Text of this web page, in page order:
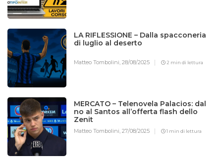
LA RIFLESSIONE – Dalla spacconeria
di luglio al deserto
Matteo Tombolini,28/08/2025 2 min di lettura
MERCATO – Telenovela Palacios: dal
no al Santos all’offerta flash dello
Zenit
Matteo Tombolini,27/08/2025 1 min di lettura